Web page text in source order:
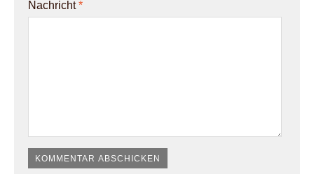
Nachricht*